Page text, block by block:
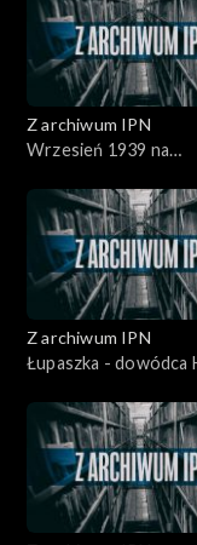
Z archiwum IPN
Wrzesień 1939 na
Z archiwum IPN
Łupaszka - dowódca